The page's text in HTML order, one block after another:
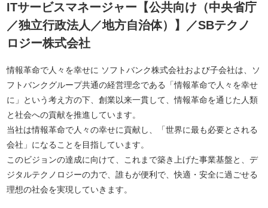
ITサービスマネージャー【公共向け（中央省庁
／独立行政法人／地方自治体）】／SBテクノ
ロジー株式会社
情報革命で人々を幸せに ソフトバンク株式会社および子会社は、ソ
フトバンクグループ共通の経営理念である「情報革命で人々を幸せ
に」という考え方の下、創業以来一貫して、情報革命を通じた人類
と社会への貢献を推進しています。
当社は情報革命で人々の幸せに貢献し、「世界に最も必要とされる
会社」になることを目指しています。
このビジョンの達成に向けて、これまで築き上げた事業基盤と、デ
ジタルテクノロジーの力で、誰もが便利で、快適・安全に過ごせる
理想の社会を実現していきます。